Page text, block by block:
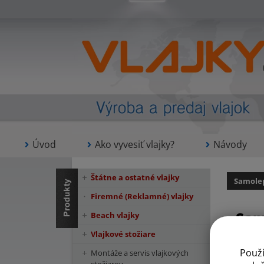
Úvod Ako vyvesiť vlajky? Návody
Štátne a ostatné vlajky
Firemné (Reklamné) vlajky
Beach vlajky
Vlajkové stožiare
Montáže a servis vlajkových